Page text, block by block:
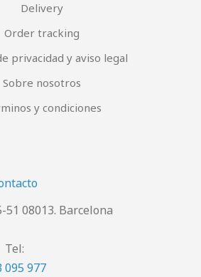
Delivery
Order tracking
privacidad y aviso legal
Sobre nosotros
y condiciones
51 08013. Barcelona
Tel:
095 977